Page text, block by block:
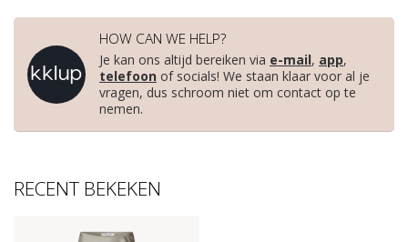
HOW CAN WE HELP?
Je kan ons altijd bereiken via e-mail, app,
telefoon of socials! We staan klaar voor al je
vragen, dus schroom niet om contact op te
nemen.
RECENT BEKEKEN